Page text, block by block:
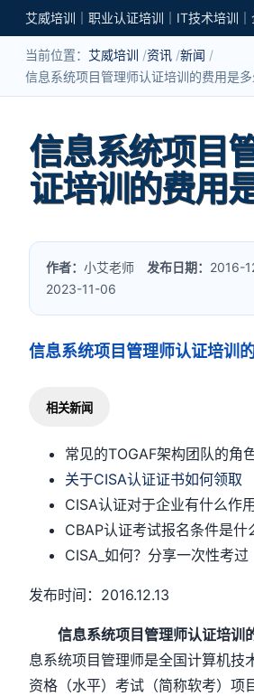
当前位置： 艾威培训 资讯 新闻
信息系统项目管理师认证培训的费用是多
信息系统项目
证培训的费用
作者：小艾老师 发布日期：
2023-11-06
信息系统项目管理师认证培训
相关新闻
常见的TOGAF架构团队的角
关于CISA认证证书如何领取
CISA认证对于企业有什么作用
CBAP认证考试报名条件是什
CISA_如何？分享一次性考过
发布时间：2016.12.13
信息系统项目管理师认证培训
息系统项目管理师是全国计算机技
资格（水平）考试（简称软考）项